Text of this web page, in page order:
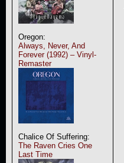
Oregon:
Always, Never, And
Forever (1992) – Vinyl-
Remaster
Chalice Of Suffering:
The Raven Cries One
Last Time